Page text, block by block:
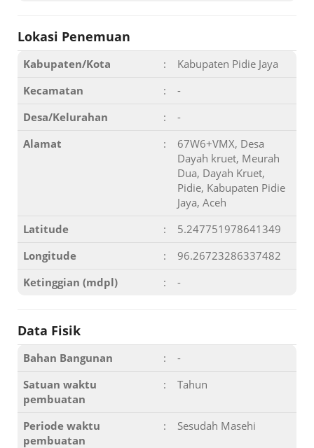
Lokasi Penemuan
Kabupaten/Kota :
Kabupaten Pidie Jaya
Kecamatan
:
-
Desa/Kelurahan
:
-
Alamat
:
67W6+VMX, Desa
Dayah kruet, Meurah
Dua, Dayah Kruet,
Pidie, Kabupaten Pidie
Jaya, Aceh
Latitude
:
5.247751978641349
Longitude
:
96.26723286337482
Ketinggian (mdpl)
: -
Data Fisik
Bahan Bangunan :
-
Satuan waktu
pembuatan
: Tahun
Periode waktu
pembuatan
: Sesudah Masehi